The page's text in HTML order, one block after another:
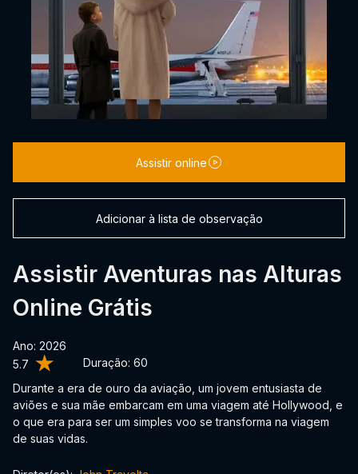
5.7 Duração: 60
Assistir Aventuras nas Alturas
Online Grátis
Ano: 2026
Durante a era de ouro da aviação, um jovem entusiasta de
aviões e sua mãe embarcam em uma viagem até Hollywood, e
o que era para ser um simples voo se transforma na viagem
de suas vidas.
Assistir online
Adicionar à lista de observação